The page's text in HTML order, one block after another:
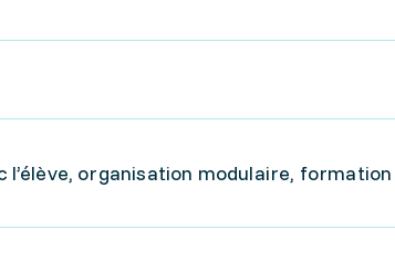
l’élève, organisation modulaire,